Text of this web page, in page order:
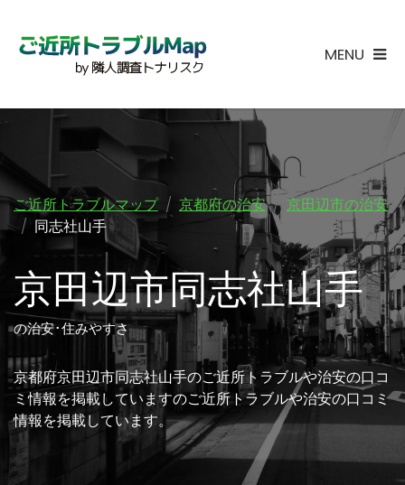
MENU
ご近所トラブルマップ 京都府の治安
京田辺市の治安
同志社山手
京田辺市同志社山手
の治安･住みやすさ
京都府京田辺市同志社山手のご近所トラブルや治安の口コ
ミ情報を掲載していますのご近所トラブルや治安の口コミ
情報を掲載しています。